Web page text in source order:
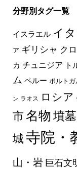
分野別タグ一覧
イスラエル イ
ア ギリシャ ク
カ チュニジア ト
ム ペルー ポルトガ
ン ラオス ロシア
市 名物 墳
城 寺院・
山・岩 巨石文